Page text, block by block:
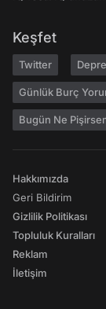
Keşfet
Twitter
Günlük Burç
Bugün Ne
Hakkımızda
Geri Bildirim
Gizlilik Politikası
Topluluk Kuralları
Reklam
İletişim